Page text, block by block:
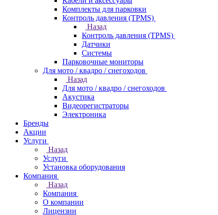
Комплекты для парковки
Контроль давления (TPMS)
Назад
Контроль давления (TPMS)
Датчики
Системы
Парковочные мониторы
Для мото / квадро / снегоходов
Назад
Для мото / квадро / снегоходов
Акустика
Видеорегистраторы
Электроника
Бренды
Акции
Услуги
Назад
Услуги
Установка оборудования
Компания
Назад
Компания
О компании
Лицензии